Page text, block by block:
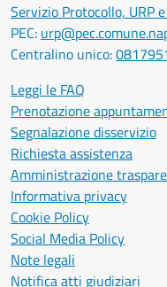
Servizio Protocollo, URP
PEC:
Centralino unico:
Leggi le FAQ
Prenotazione
Segnalazione disservizio
Richiesta assistenza
Amministrazione
Informativa privacy
Cookie Policy
Social Media Policy
Note legali
Notifica atti giudiziari